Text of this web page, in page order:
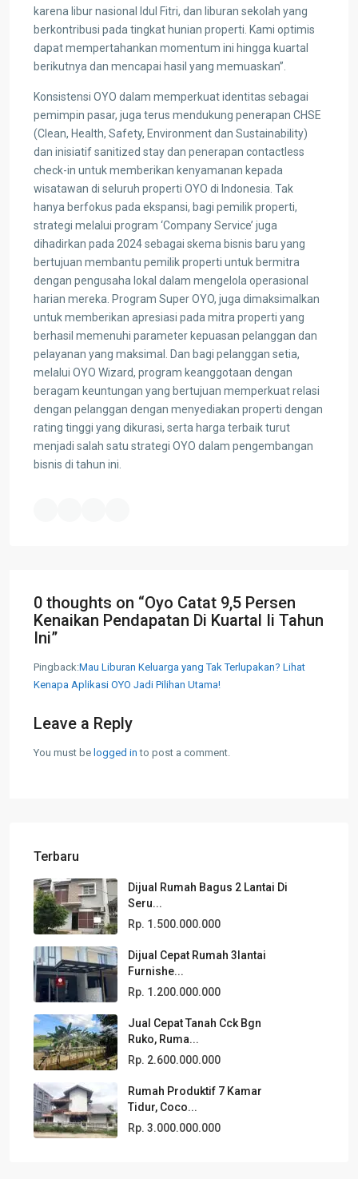
karena libur nasional Idul Fitri, dan liburan sekolah yang
berkontribusi pada tingkat hunian properti. Kami optimis
dapat mempertahankan momentum ini hingga kuartal
berikutnya dan mencapai hasil yang memuaskan”.
Konsistensi OYO dalam memperkuat identitas sebagai
pemimpin pasar, juga terus mendukung penerapan CHSE
(Clean, Health, Safety, Environment dan Sustainability)
dan inisiatif sanitized stay dan penerapan contactless
check-in untuk memberikan kenyamanan kepada
wisatawan di seluruh properti OYO di Indonesia. Tak
hanya berfokus pada ekspansi, bagi pemilik properti,
strategi melalui program ‘Company Service’ juga
dihadirkan pada 2024 sebagai skema bisnis baru yang
bertujuan membantu pemilik properti untuk bermitra
dengan pengusaha lokal dalam mengelola operasional
harian mereka. Program Super OYO, juga dimaksimalkan
untuk memberikan apresiasi pada mitra properti yang
berhasil memenuhi parameter kepuasan pelanggan dan
pelayanan yang maksimal. Dan bagi pelanggan setia,
melalui OYO Wizard, program keanggotaan dengan
beragam keuntungan yang bertujuan memperkuat relasi
dengan pelanggan dengan menyediakan properti dengan
rating tinggi yang dikurasi, serta harga terbaik turut
menjadi salah satu strategi OYO dalam pengembangan
bisnis di tahun ini.
0 thoughts on “Oyo Catat 9,5 Persen
Kenaikan Pendapatan Di Kuartal Ii Tahun
Ini”
Pingback:Mau Liburan Keluarga yang Tak Terlupakan? Lihat
Kenapa Aplikasi OYO Jadi Pilihan Utama!
Leave a Reply
You must be logged in to post a comment.
Terbaru
Dijual Rumah Bagus 2 Lantai Di
Seru...
Rp. 1.500.000.000
Dijual Cepat Rumah 3lantai
Furnishe...
Rp. 1.200.000.000
Jual Cepat Tanah Cck Bgn
Ruko, Ruma...
Rp. 2.600.000.000
Rumah Produktif 7 Kamar
Tidur, Coco...
Rp. 3.000.000.000